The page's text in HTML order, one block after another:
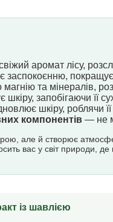
аромат лісу,
покращує
та мінералів,
запобігаючи її
шкіру, роблячи
компонентів — не
але й створює
вас у світ природи,
із шавлією